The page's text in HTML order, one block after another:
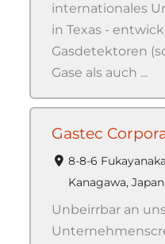
internationales
in Texas -
Gasdetektoren
Gase als auch ...
Gastec
8-8-6
Kanagawa, Japan
Unbeirrbar an